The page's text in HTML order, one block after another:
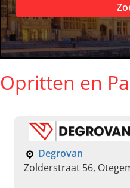
Opritten en
Degrovan
Zolderstraat 56,